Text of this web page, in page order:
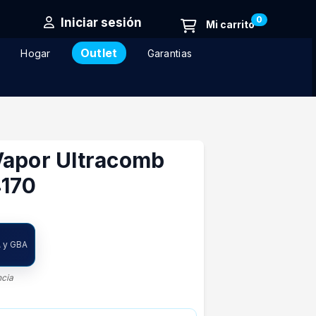
Iniciar sesión 0
Hogar Outlet Garantias
Ultracomb
y GBA